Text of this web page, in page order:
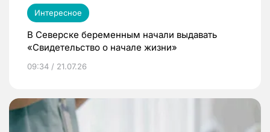
Интересное
В Северске беременным начали выдавать
«Свидетельство о начале жизни»
09:34 / 21.07.26